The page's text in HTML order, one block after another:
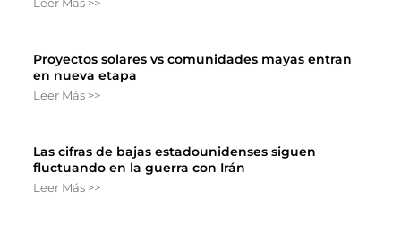
Proyectos solares vs comunidades mayas entran
en nueva etapa
Leer Más >>
Las cifras de bajas estadounidenses siguen
fluctuando en la guerra con Irán
Leer Más >>